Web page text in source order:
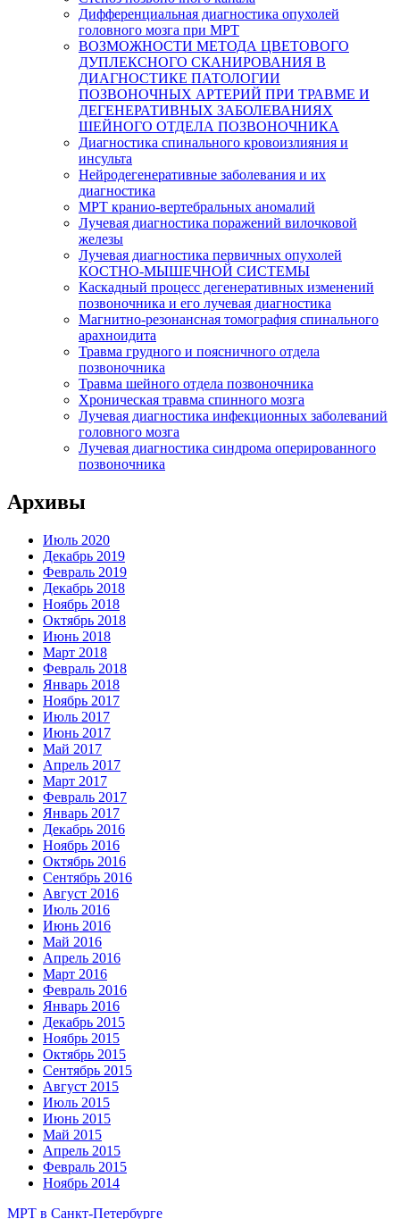
Дифференциальная диагностика опухолей
головного мозга при МРТ
ВОЗМОЖНОСТИ МЕТОДА ЦВЕТОВОГО
ДУПЛЕКСНОГО СКАНИРОВАНИЯ В
ДИАГНОСТИКЕ ПАТОЛОГИИ
ПОЗВОНОЧНЫХ АРТЕРИЙ ПРИ ТРАВМЕ И
ДЕГЕНЕРАТИВНЫХ ЗАБОЛЕВАНИЯХ
ШЕЙНОГО ОТДЕЛА ПОЗВОНОЧНИКА
Диагностика спинального кровоизлияния и
инсульта
Нейродегенеративные заболевания и их
диагностика
МРТ кранио-вертебральных аномалий
Лучевая диагностика поражений вилочковой
железы
Лучевая диагностика первичных опухолей
КОСТНО-МЫШЕЧНОЙ СИСТЕМЫ
Каскадный процесс дегенеративных изменений
позвоночника и его лучевая диагностика
Магнитно-резонансная томография спинального
арахноидита
Травма грудного и поясничного отдела
позвоночника
Травма шейного отдела позвоночника
Хроническая травма спинного мозга
Лучевая диагностика инфекционных заболеваний
головного мозга
Лучевая диагностика синдрома оперированного
позвоночника
Архивы
Июль 2020
Декабрь 2019
Февраль 2019
Декабрь 2018
Ноябрь 2018
Октябрь 2018
Июнь 2018
Март 2018
Февраль 2018
Январь 2018
Ноябрь 2017
Июль 2017
Июнь 2017
Май 2017
Апрель 2017
Март 2017
Февраль 2017
Январь 2017
Декабрь 2016
Ноябрь 2016
Октябрь 2016
Сентябрь 2016
Август 2016
Июль 2016
Июнь 2016
Май 2016
Апрель 2016
Март 2016
Февраль 2016
Январь 2016
Декабрь 2015
Ноябрь 2015
Октябрь 2015
Сентябрь 2015
Август 2015
Июль 2015
Июнь 2015
Май 2015
Апрель 2015
Февраль 2015
Ноябрь 2014
МРТ в Санкт-Петербурге